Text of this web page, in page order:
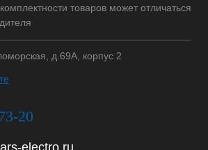
товаров может отличаться
д.69А, корпус 2
20
electro.ru